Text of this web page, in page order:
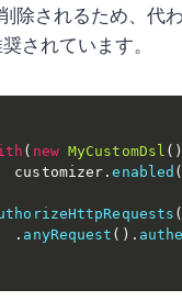
除されるため、代
されています。
( new MyCustomDsl ( )
customizer
.enabled
(
. anyRequest ( ) .